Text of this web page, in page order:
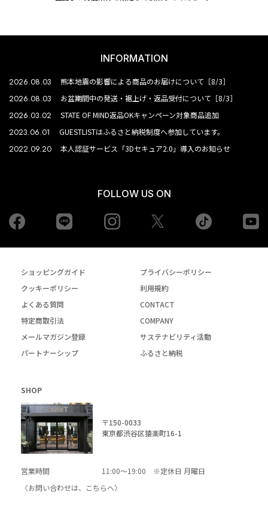
INFORMATION
2026.08.03 熊本地震の影響による商品のお届けについて［8/3］
2026.08.03 お盆期間中の発送・裾上げ・返品受付について［8/3］
2026.03.02 STATE OF MIND返品OKキャンペーン対象商品追加
2023.06.01 GUESTLISTはふるさと納税制度へ参加しています。
2022.09.20 本人認証サービス「3Dセキュア2.0」導入のお知らせ
FOLLOW US ON
Facebook Instagram tiktok
ショッピングガイド
プライバシーポリシー
クッキーポリシー
利用規約
よくある質問
CONTACT
特定商取引法
COMPANY
メールマガジン登録
サステナビリティ活動
パートナーシップ
ふるさと納税
SHOP
〒150-0033
東京都渋谷区猿楽町16-1
営業時間
11:00～19:00 ※定休日 月曜日
〈お問い合わせは、
こちらへ〉